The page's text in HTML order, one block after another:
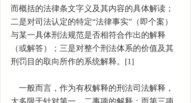
而概括的法律条文字义及其内容的具体解读；
二是对司法认定的特定“法律事实”（即个案）
与某一具体刑法规范是否相符合作出的解释
（或解答）；三是对整个刑法体系的价值及其
刑罚目的取向所作的系统解释。[1]
一般而言，作为有权解释的刑法司法解释，
大多限于针对第一、二事项的解释；而第三项